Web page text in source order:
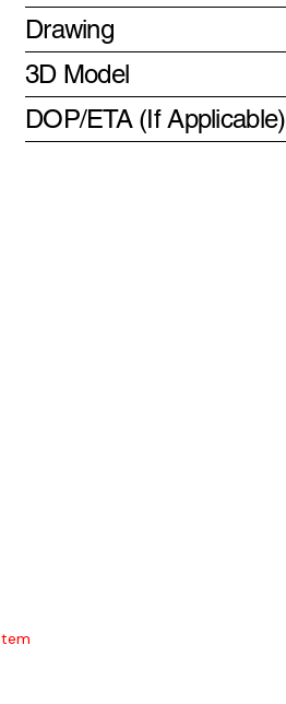
Drawing
3D Model
DOP/ETA (If Applicable)